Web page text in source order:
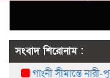
সংবাদ শিরোনাম :
গাংনী সীমান্তে নারী-